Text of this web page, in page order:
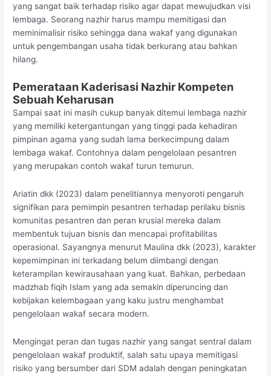
yang sangat baik terhadap risiko agar dapat mewujudkan visi
lembaga. Seorang nazhir harus mampu memitigasi dan
meminimalisir risiko sehingga dana wakaf yang digunakan
untuk pengembangan usaha tidak berkurang atau bahkan
hilang.
Pemerataan Kaderisasi Nazhir Kompeten
Sebuah Keharusan
Sampai saat ini masih cukup banyak ditemui lembaga nazhir
yang memiliki ketergantungan yang tinggi pada kehadiran
pimpinan agama yang sudah lama berkecimpung dalam
lembaga wakaf. Contohnya dalam pengelolaan pesantren
yang merupakan contoh wakaf turun temurun.
Ariatin dkk (2023) dalam penelitiannya menyoroti pengaruh
signifikan para pemimpin pesantren terhadap perilaku bisnis
komunitas pesantren dan peran krusial mereka dalam
membentuk tujuan bisnis dan mencapai profitabilitas
operasional. Sayangnya menurut Maulina dkk (2023), karakter
kepemimpinan ini terkadang belum diimbangi dengan
keterampilan kewirausahaan yang kuat. Bahkan, perbedaan
madzhab fiqih Islam yang ada semakin diperuncing dan
kebijakan kelembagaan yang kaku justru menghambat
pengelolaan wakaf secara modern.
Mengingat peran dan tugas nazhir yang sangat sentral dalam
pengelolaan wakaf produktif, salah satu upaya memitigasi
risiko yang bersumber dari SDM adalah dengan peningkatan